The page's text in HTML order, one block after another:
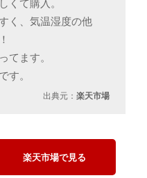
くて購入。
く、気温湿度の他
てます。
す。
出典元：楽天市場
楽天市場で見る